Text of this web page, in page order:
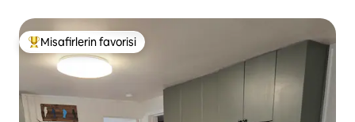
Misafirlerin favorilerinden en beğenilenler arasında
Misafirlerin favorisi